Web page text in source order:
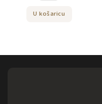
U košaricu